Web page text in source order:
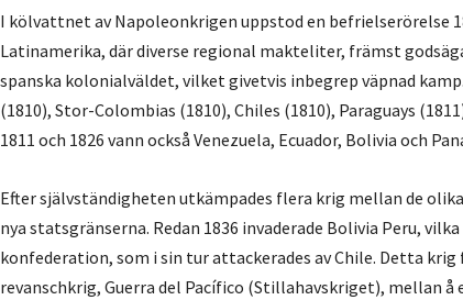
I kölvattnet av Napoleonkrigen uppstod en befrielserörelse
Latinamerika, där diverse regional makteliter, främst
spanska kolonialväldet, vilket givetvis inbegrep väpnad
(1810), Stor-Colombias (1810), Chiles (1810), Paraguays
1811 och 1826 vann också Venezuela, Ecuador, Bolivia och
Efter självständigheten utkämpades flera krig mellan de
nya statsgränserna. Redan 1836 invaderade Bolivia Peru,
konfederation, som i sin tur attackerades av Chile. Detta
revanschkrig, Guerra del Pacífico (Stillahavskriget), mellan å